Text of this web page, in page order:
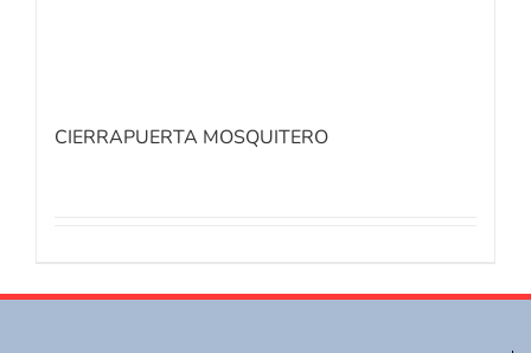
CIERRAPUERTA MOSQUITERO